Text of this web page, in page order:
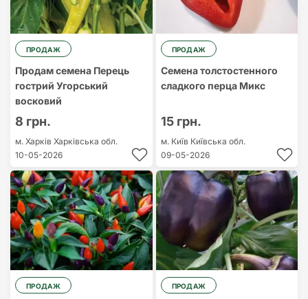
ПРОДАЖ
Продам семена Перець
гострий Угорський
восковий
8 грн.
м. Харків Харківська обл.
10-05-2026
ПРОДАЖ
Семена толстостенного
сладкого перца Микс
15 грн.
м. Київ Київська обл.
09-05-2026
ПРОДАЖ ПРОДАЖ